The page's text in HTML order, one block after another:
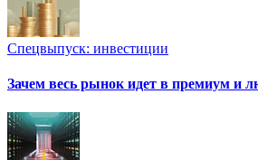
Спецвыпуск: инвестиции
Зачем весь рынок идет в премиум и